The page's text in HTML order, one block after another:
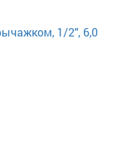
1/2", 6,0